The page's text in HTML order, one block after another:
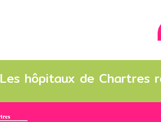
Les hôpitaux de Chartres